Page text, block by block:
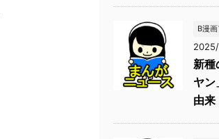
B漫
新種
ヤン
由来